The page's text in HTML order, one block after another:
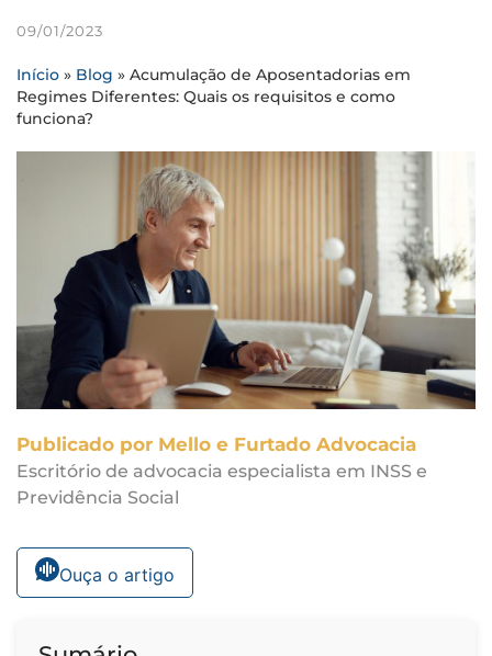
09/01/2023
Início » Blog » Acumulação de Aposentadorias em
Regimes Diferentes: Quais os requisitos e como
funciona?
Publicado por Mello e Furtado Advocacia
Escritório de advocacia especialista em INSS e
Previdência Social
Ouça o artigo